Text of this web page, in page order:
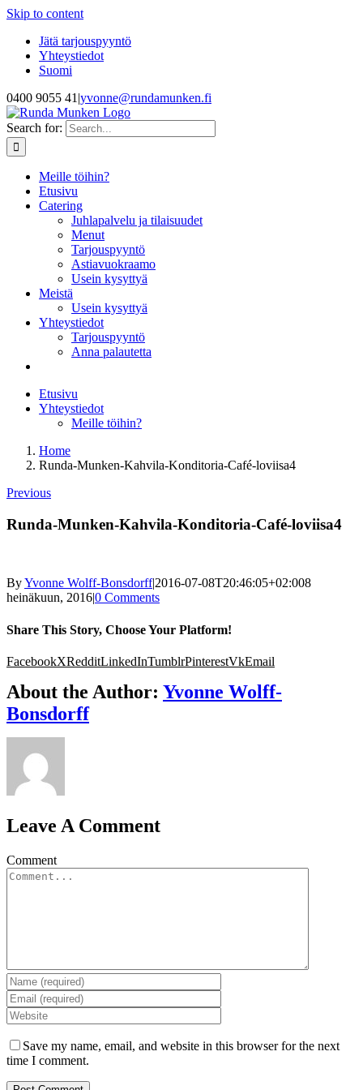
Skip to content
Jätä tarjouspyyntö
Yhteystiedot
Suomi
0400 9055 41 |yvonne@rundamunken.fi
Search for:
Meille töihin?
Etusivu
Catering
Juhlapalvelu ja tilaisuudet
Menut
Tarjouspyyntö
Astiavuokraamo
Usein kysyttyä
Meistä
Usein kysyttyä
Yhteystiedot
Tarjouspyyntö
Anna palautetta
Etusivu
Yhteystiedot
Meille töihin?
Home
Runda-Munken-Kahvila-Konditoria-Café-loviisa4
Previous
Runda-Munken-Kahvila-Konditoria-Café-loviisa4
ByYvonne Wolff-Bonsdorff|2016-07-08T20:46:05+02:008
heinäkuun, 2016|0 Comments
Share This Story, Choose Your Platform!
FacebookXRedditLinkedInTumblrPinterestVkEmail
About the Author: Yvonne Wolff-
Bonsdorff
Leave A Comment
Comment
Save my name, email, and website in this browser for the next
time I comment.